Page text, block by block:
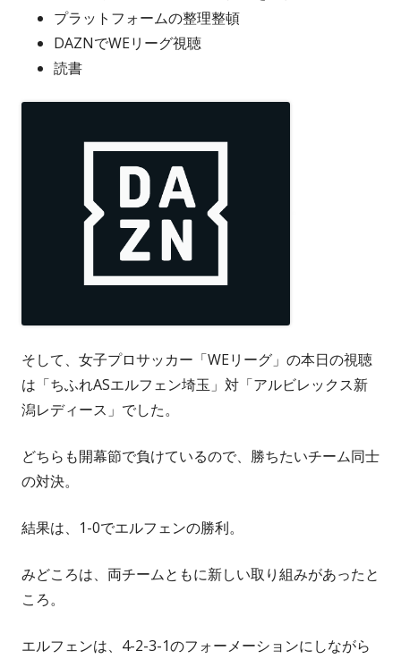
プラットフォームの整理整頓
DAZNでWEリーグ視聴
読書
そして、女子プロサッカー「WEリーグ」の本日の視聴
は「ちふれASエルフェン埼玉」対「アルビレックス新
潟レディース」でした。
どちらも開幕節で負けているので、勝ちたいチーム同士
の対決。
結果は、1-0でエルフェンの勝利。
みどころは、両チームともに新しい取り組みがあったと
ころ。
エルフェンは、4-2-3-1のフォーメーションにしながら